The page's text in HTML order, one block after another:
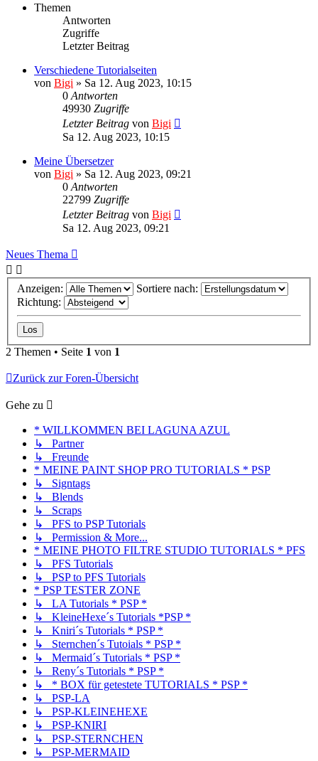
Themen
Antworten
Zugriffe
Letzter Beitrag
Verschiedene Tutorialseiten
von Bigi » Sa 12. Aug 2023, 10:15
0 Antworten
49930 Zugriffe
Letzter Beitrag von Bigi
Sa 12. Aug 2023, 10:15
Meine Übersetzer
von Bigi » Sa 12. Aug 2023, 09:21
0 Antworten
22799 Zugriffe
Letzter Beitrag von Bigi
Sa 12. Aug 2023, 09:21
Neues Thema
Anzeigen:
Sortiere nach:
Richtung:
2 Themen • Seite 1 von 1
Zurück zur Foren-Übersicht
Gehe zu
* WILLKOMMEN BEI LAGUNA AZUL
↳ Partner
↳ Freunde
* MEINE PAINT SHOP PRO TUTORIALS * PSP
↳ Signtags
↳ Blends
↳ Scraps
↳ PFS to PSP Tutorials
↳ Permission & More...
* MEINE PHOTO FILTRE STUDIO TUTORIALS * PFS
↳ PFS Tutorials
↳ PSP to PFS Tutorials
* PSP TESTER ZONE
↳ LA Tutorials * PSP *
↳ KleineHexe´s Tutorials *PSP *
↳ Kniri´s Tutorials * PSP *
↳ Sternchen´s Tutoials * PSP *
↳ Mermaid´s Tutorials * PSP *
↳ Reny´s Tutorials * PSP *
↳ * BOX für getestete TUTORIALS * PSP *
↳ PSP-LA
↳ PSP-KLEINEHEXE
↳ PSP-KNIRI
↳ PSP-STERNCHEN
↳ PSP-MERMAID